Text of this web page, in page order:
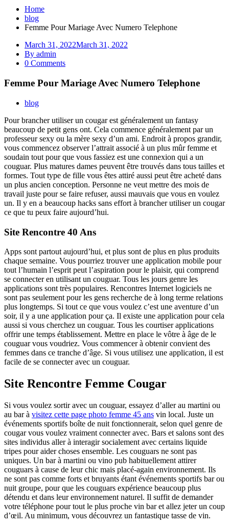
Home
blog
Femme Pour Mariage Avec Numero Telephone
March 31, 2022March 31, 2022
By admin
0 Comments
Femme Pour Mariage Avec Numero Telephone
blog
Pour brancher utiliser un cougar est généralement un fantasy
beaucoup de petit gens ont. Cela commence généralement par un
professeur sexy ou la mère sexy d’un ami. Endroit à propos grandir,
vous commencez observer l’attrait associé à un plus mûr femme et
soudain tout pour que vous fassiez est une connexion qui a un
couguar. Plus matures dames peuvent être trouvés dans tous tailles et
formes. Tout type de fille vous êtes attiré aussi peut être acheté dans
un plus ancien conception. Personne ne veut mettre des mois de
travail juste pour se faire refuser, aussi mauvais que vous en voulez
un. Il y en a beaucoup hacks sans effort à brancher utiliser un cougar
ce que tu peux faire aujourd’hui.
Site Rencontre 40 Ans
Apps sont partout aujourd’hui, et plus sont de plus en plus produits
chaque semaine. Vous pourriez trouver une application mobile pour
tout l’humain l’esprit peut l’aspiration pour le plaisir, qui comprend
se connecter en utilisant un couguar. Tous les jours genre les
applications sont très populaires. Rencontres Internet logiciels ne
sont pas seulement pour les gens recherche de à long terme relations
plus longtemps. Si tout ce que vous voulez c’est une aventure d’un
soir, il y a une application pour ça. Il existe une application pour cela
aussi si vous cherchez un couguar. Tous les courtiser applications
offrir une temps établissement. Mettre en place le vôtre à âge de le
couguar vous voudriez. Vous commencer à obtenir convient des
femmes dans ce tranche d’âge. Si vous utilisez une application, il est
facile de se connecter avec un couguar.
Site Rencontre Femme Cougar
Si vous voulez sortir avec un couguar, essayez d’aller au martini ou
au bar à visitez cette page photo femme 45 ans vin local. Juste un
événements sportifs boîte de nuit fonctionnerait, selon quel genre de
cougar vous voulez vraiment connecter avec. Bars et salons sont des
sites individus aller à interagir socialement avec certains liquide
tripes pour aider choses ensemble. Les couguars ne sont pas
uniques. Un bar à martini ou vino pub habituellement attirer
couguars à cause de leur chic mais placé-again environnement. Ils
ne sont pas comme forts et bruyants étant événements sportifs bar ou
nuit groupe, pour que les couguars expérience beaucoup plus
détendu et dans leur environnement naturel. Il suffit de demander
votre téléphone pour tout le plus proche vin bar et allez jeter un coup
d’œil. Au minimum, vous découvrez un fantastique tasse de vin.